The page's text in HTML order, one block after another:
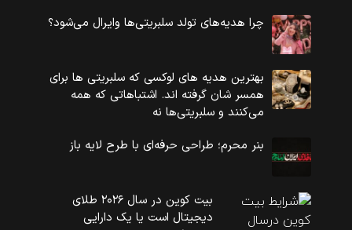
چرا هدیه‌های تولد سلبریتی‌ها وایرال می‌شود؟
بهترین هدیه های لوکسی که سلبریتی ها برای
همسر شان گرفته اند. اشتباهاتی که همه
می‌کنند و سلبریتی‌ها نه
بنر محرم؛ طراحی حرفه‌ای با طرح لایه باز
بیت کوین در سال ۲۰۲۶ طلای
دیجیتال است یا یک دارایی